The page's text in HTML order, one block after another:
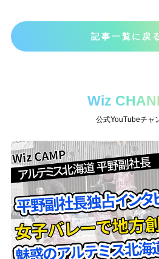
記事一覧に戻
Wiz
公式YouTubeチャ